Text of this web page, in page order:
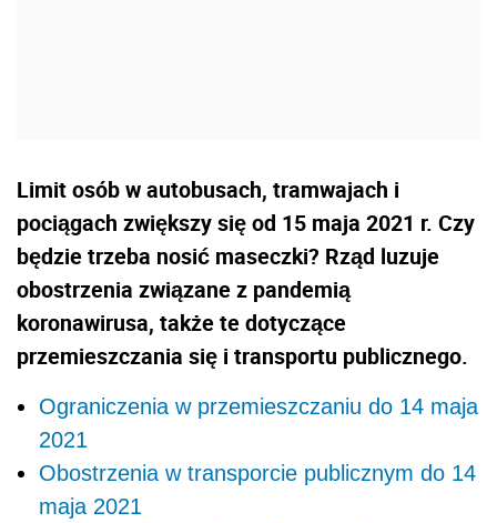
Limit osób w autobusach, tramwajach i
pociągach zwiększy się od 15 maja 2021 r. Czy
będzie trzeba nosić maseczki? Rząd luzuje
obostrzenia związane z pandemią
koronawirusa, także te dotyczące
przemieszczania się i transportu publicznego.
Ograniczenia w przemieszczaniu do 14 maja
2021
Obostrzenia w transporcie publicznym do 14
maja 2021